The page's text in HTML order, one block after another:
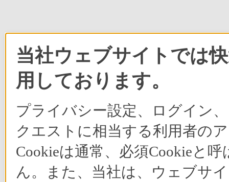
当社ウェブサイトでは
用しております。
プライバシー設定、ログイン
クエストに相当する利用者の
Cookieは通常、必須Cookieと
ん。また、当社は、ウェブサ